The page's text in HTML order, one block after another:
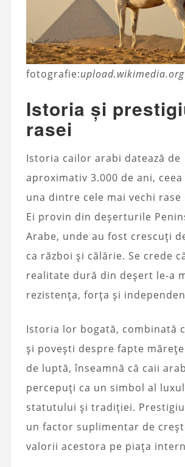
fotografie:upload.wikimedia.org
Istoria și
rasei
Istoria cailor arabi datează de
aproximativ 3.000 de ani,
una dintre cele mai vechi rase
Ei provin din deșerturile
Arabe, unde au fost crescuți
ca război și călărie. Se crede
realitate dură din deșert le-a
rezistența, forța și
Istoria lor bogată, combinată
și povești despre fapte
de luptă, înseamnă că caii
percepuți ca un simbol al
statutului și tradiției.
un factor suplimentar de
valorii acestora pe piața